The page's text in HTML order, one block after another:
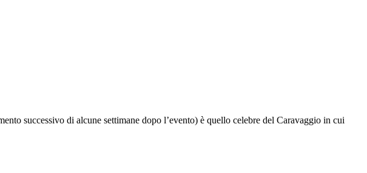
successivo di alcune settimane dopo l’evento) è quello celebre del Caravaggio in cui